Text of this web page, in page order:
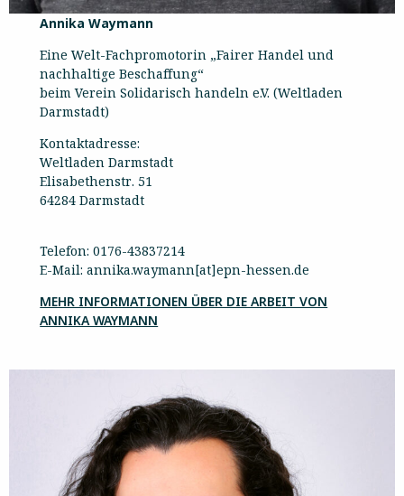
Annika Waymann
Eine Welt-Fachpromotorin „Fairer Handel und
nachhaltige Beschaffung“
beim Verein Solidarisch handeln e.V. (Weltladen
Darmstadt)
Kontaktadresse:
Weltladen Darmstadt
Elisabethenstr. 51
64284 Darmstadt
Telefon: 0176-43837214
E-Mail: annika.waymann[at]epn-hessen.de
MEHR INFORMATIONEN ÜBER DIE ARBEIT VON
ANNIKA WAYMANN